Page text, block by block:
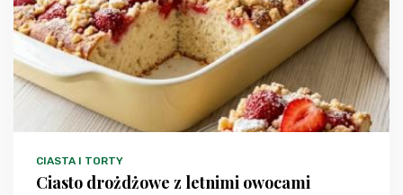
CIASTA I TORTY
Ciasto drożdżowe z letnimi owocami